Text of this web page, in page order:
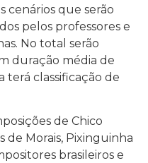
cenários que serão
pelos professores e
No total serão
duração média de
terá classificação de
de Chico
de Morais, Pixinguinha
brasileiros e